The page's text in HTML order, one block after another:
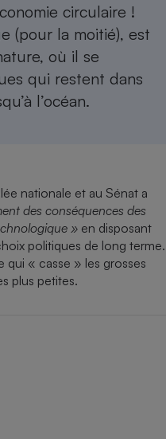
circulaire !
(pour la moitié), est
où il se
qui restent dans
l’océan.
nationale et au Sénat a
des conséquences des
» en disposant
politiques de long terme.
qui « casse » les grosses
plus petites.